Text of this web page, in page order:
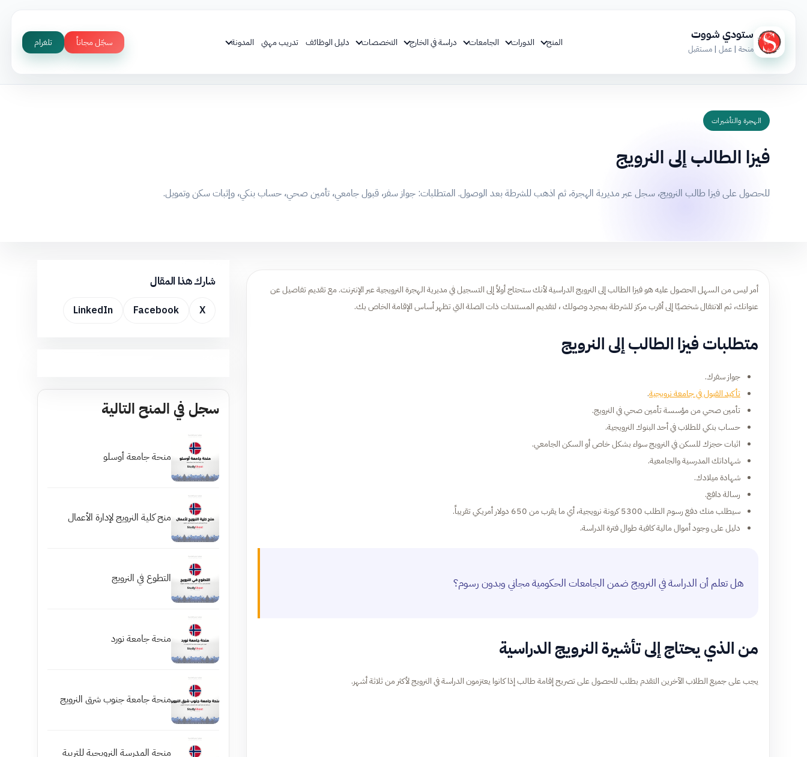
ستودي شووت
منحة | عمل | مستقبل
المنح الدورات الجامعات دراسة في الخارج التخصصات دليل الوظائف تدريب مهني المدونة سجّل مجاناً تلغرام
الهجرة والتأشيرات
فيزا الطالب إلى النرويج
للحصول على فيزا طالب النرويج، سجل عبر مديرية الهجرة، ثم اذهب للشرطة بعد الوصول. المتطلبات: جواز سفر، قبول جامعي، تأمين صحي، حساب بنكي، وإثبات سكن وتمويل.
أمر ليس من السهل الحصول عليه هو فيزا الطالب إلى النرويج الدراسية لأنك ستحتاج أولاً إلى التسجيل في مديرية الهجرة النرويجية عبر الإنترنت. مع تقديم تفاصيل عن
عنوانك، ثم الانتقال شخصيًا إلى أقرب مركز للشرطة بمجرد وصولك ، لتقديم المستندات ذات الصلة التي تظهر أساس الإقامة الخاص بك.
متطلبات فيزا الطالب إلى النرويج
جواز سفرك.
تأكيد القبول في جامعة نرويجية.
تأمين صحي من مؤسسة تأمين صحي في النرويج.
حساب بنكي للطلاب في أحد البنوك النرويجية.
اثبات حجزك للسكن في النرويج سواء بشكل خاص أو السكن الجامعي.
شهاداتك المدرسية والجامعية.
شهادة ميلادك.
رسالة دافع.
سيطلب منك دفع رسوم الطلب 5300 كرونة نرويجية، أي ما يقرب من 650 دولار أمريكي تقريباً.
دليل على وجود أموال مالية كافية طوال فترة الدراسة.
هل تعلم أن الدراسة في النرويج ضمن الجامعات الحكومية مجاني وبدون رسوم؟
من الذي يحتاج إلى تأشيرة النرويج الدراسية
يجب على جميع الطلاب الآخرين التقدم بطلب للحصول على تصريح إقامة طالب إذا كانوا يعتزمون الدراسة في النرويج لأكثر من ثلاثة أشهر.
شارك هذا المقال
X
Facebook
LinkedIn
سجل في المنح التالية
منحة جامعة أوسلو
منح كلية النرويج لإدارة الأعمال
التطوع في النرويج
منحة جامعة نورد
منحة جامعة جنوب شرق النرويج
منحة المدرسة النرويجية للتربية